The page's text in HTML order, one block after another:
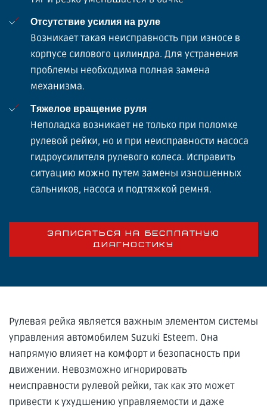
Отсутствие усилия на руле
Возникает такая неисправность при износе в
корпусе силового цилиндра. Для устранения
проблемы необходима полная замена
механизма.
Тяжелое вращение руля
Неполадка возникает не только при поломке
рулевой рейки, но и при неисправности насоса
гидроусилителя рулевого колеса. Исправить
ситуацию можно путем замены изношенных
сальников, насоса и подтяжкой ремня.
ЗАПИСАТЬСЯ НА БЕСПЛАТНУЮ
ДИАГНОСТИКУ
Рулевая рейка является важным элементом системы
управления автомобилем Suzuki Esteem. Она
напрямую влияет на комфорт и безопасность при
движении. Невозможно игнорировать
неисправности рулевой рейки, так как это может
привести к ухудшению управляемости и даже